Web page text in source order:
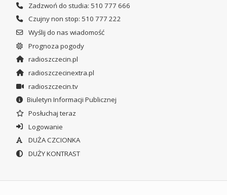
Zadzwoń do studia: 510 777 666
Czujny non stop: 510 777 222
Wyślij do nas wiadomość
Prognoza pogody
radioszczecin.pl
radioszczecinextra.pl
radioszczecin.tv
Biuletyn Informacji Publicznej
Posłuchaj teraz
Logowanie
DUŻA CZCIONKA
DUŻY KONTRAST